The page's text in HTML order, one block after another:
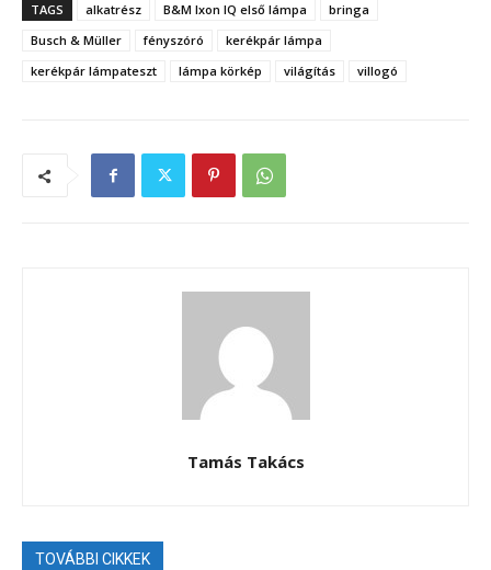
TAGS alkatrész B&M Ixon IQ első lámpa
bringa
Busch & Müller
fényszóró
kerékpár lámpa
kerékpár lámpateszt
lámpa körkép világítás villogó
Tamás Takács
TOVÁBBI CIKKEK